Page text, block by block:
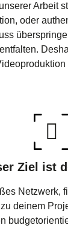
Arbeit
oder
Ziel ist
Netzwerk,
deinem